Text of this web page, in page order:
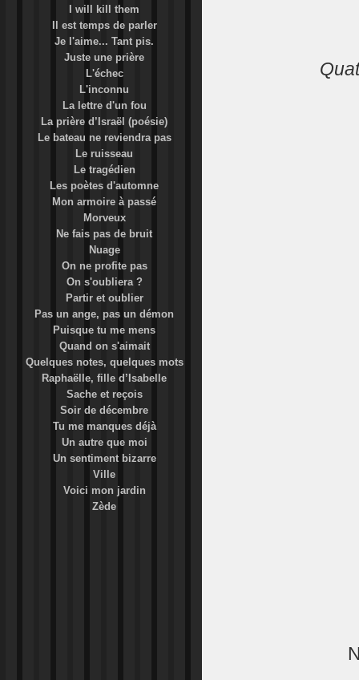
I will kill them
Il est temps de parler
Je l'aime... Tant pis.
Juste une prière
L'échec
L'inconnu
La lettre d'un fou
La prière d’Israël (poésie)
Le bateau ne reviendra pas
Le ruisseau
Le tragédien
Les poètes d'automne
Mon armoire à passé
Morveux
Ne fais pas de bruit
Nuage
On ne profite pas
On s'oubliera ?
Partir et oublier
Pas un ange, pas un démon
Puisque tu me mens
Quand on s'aimait
Quelques notes, quelques mots
Raphaëlle, fille d’Isabelle
Sache et reçois
Soir de décembre
Tu me manques déjà
Un autre que moi
Un sentiment bizarre
Ville
Voici mon jardin
Zède